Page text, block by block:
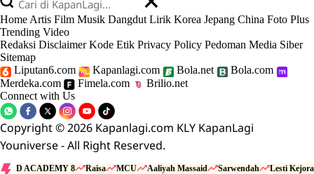
Home Artis Film Musik Dangdut Lirik Korea Jepang China Foto Plus
Trending Video
Redaksi Disclaimer Kode Etik Privacy Policy Pedoman Media Siber
Sitemap
Liputan6.com
Kapanlagi.com Bola.net
Bola.com
Merdeka.com
Fimela.com
Brilio.net
Connect with Us
Copyright © 2026 Kapanlagi.com KLY KapanLagi
Youniverse - All Right Reserved.
D ACADEMY 8 Raisa MCU Aaliyah Massaid Sarwendah Lesti Kejora